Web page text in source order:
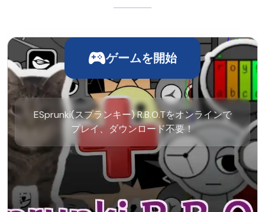
ゲームを開始
ESprunki(スプランキー) R.B.O.Tをオンラインで
プレイ、ダウンロード不要！